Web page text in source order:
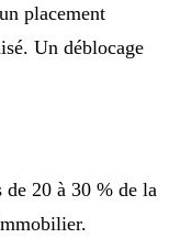
placement
Un déblocage
de 20 à 30 % de la